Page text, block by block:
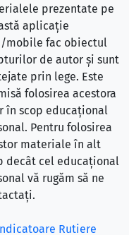
prezentate pe
aplicație
mobile fac obiectul
de autor și sunt
prin lege. Este
folosirea acestora
în scop educațional
Pentru folosirea
materiale în alt
decât cel educațional
vă rugăm să ne
Rutiere